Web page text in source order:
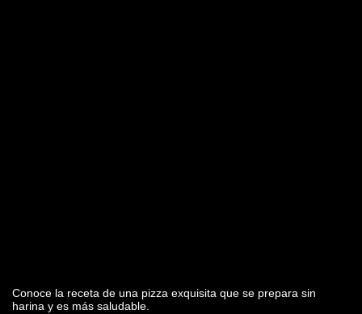
Conoce la receta de una pizza exquisita que se prepara sin
harina y es más saludable.